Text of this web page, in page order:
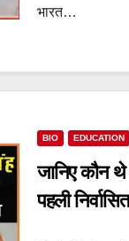
भारत…
BIO EDUCATION
जानिए कौन थे
पहली